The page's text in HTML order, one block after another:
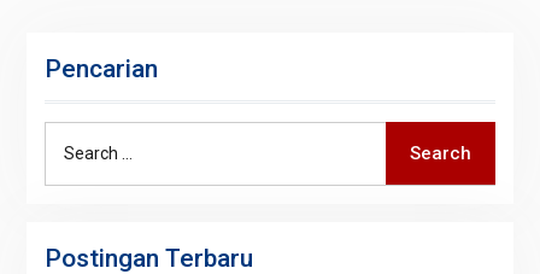
Pencarian
Search
Postingan Terbaru